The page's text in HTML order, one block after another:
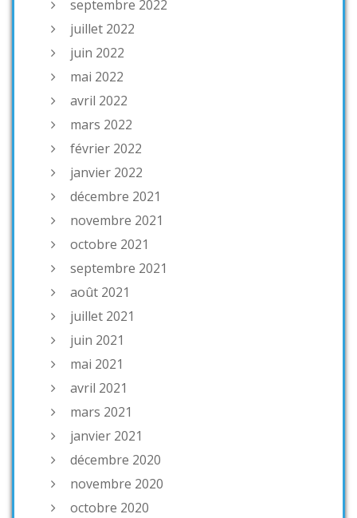
septembre 2022
juillet 2022
juin 2022
mai 2022
avril 2022
mars 2022
février 2022
janvier 2022
décembre 2021
novembre 2021
octobre 2021
septembre 2021
août 2021
juillet 2021
juin 2021
mai 2021
avril 2021
mars 2021
janvier 2021
décembre 2020
novembre 2020
octobre 2020